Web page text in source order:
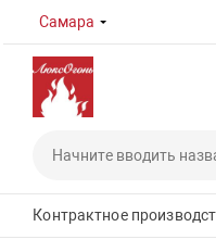
Самара
Контрактное